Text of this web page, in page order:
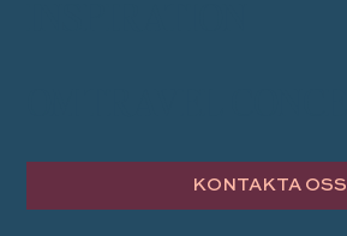
KONTAKTA OSS